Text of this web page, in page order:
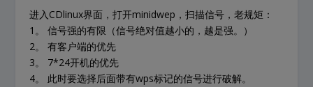
进入CDlinux界面，打开minidwep，扫描信号，老规矩：
1。 信号强的有限（信号绝对值越小的，越是强。）
2。 有客户端的优先
3。 7*24开机的优先
4。 此时要选择后面带有wps标记的信号进行破解。